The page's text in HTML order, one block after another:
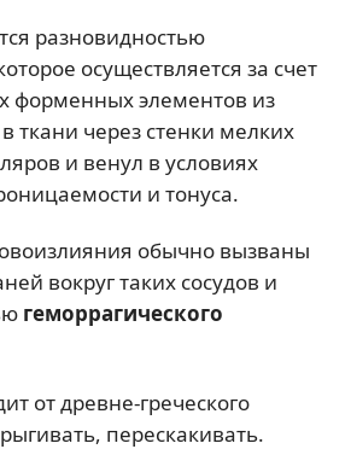
разновидностью
осуществляется за счет
форменных элементов из
ткани через стенки мелких
и венул в условиях
и тонуса.
обычно вызваны
вокруг таких сосудов и
геморрагического
от древне-греческого
перескакивать.